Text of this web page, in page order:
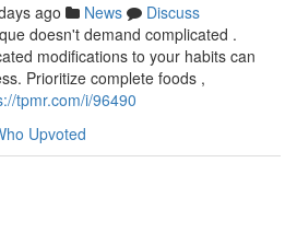
ago News
Discuss
doesn't demand complicated .
modifications to your habits can
Prioritize complete foods ,
tpmr.com/i/96490
Upvoted